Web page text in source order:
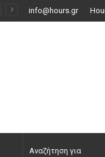
info@hours.gr